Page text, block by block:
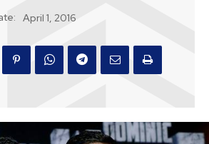
April 1, 2016